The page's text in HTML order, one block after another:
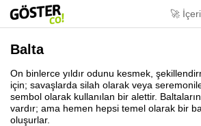
🚀
Balta
On binlerce yıldır odunu kesmek,
için; savaşlarda silah olarak veya
sembol olarak kullanılan bir alettir.
vardır; ama hemen hepsi temel olarak bir
oluşurlar.